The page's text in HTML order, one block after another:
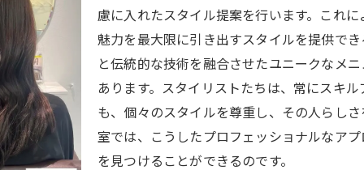
トレンドを活かしたスタイルで新しい魅力を発見
プロの技を体験練馬区で選ぶべき美容室とは
熟練のプロが手掛ける美容室選びの基準
練馬区で体感するプロフェッショナルな技術力
プロの技術で叶える理想のスタイリング
自分にぴったりの美容室を見つける方法
慮に入れたスタイル提案を行います。これ
魅力を最大限に引き出すスタイルを提供で
と伝統的な技術を融合させたユニークなメ
あります。スタイリストたちは、常にスキ
も、個々のスタイルを尊重し、その人らし
室では、こうしたプロフェッショナルなア
を見つけることができるのです。